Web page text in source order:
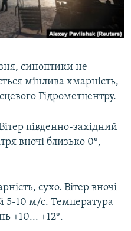
синоптики не
мінлива хмарність,
Гідрометцентру.
південно-західний
вночі близько 0°,
сухо. Вітер вночі
5-10 м/с. Температура
+10... +12°.